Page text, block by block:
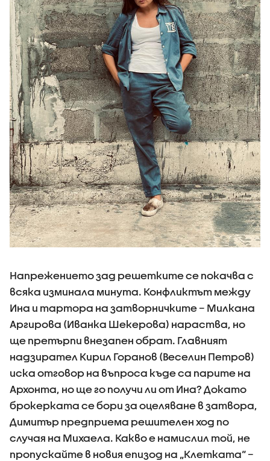
Напрежението зад решетките се покачва с
всяка изминала минута. Конфликтът между
Ина и тартора на затворничките – Милкана
Аргирова (Иванка Шекерова) нараства, но
ще претърпи внезапен обрат. Главният
надзирател Кирил Горанов (Веселин Петров)
иска отговор на въпроса къде са парите на
Архонта, но ще го получи ли от Ина? Докато
брокерката се бори за оцеляване в затвора,
Димитър предприема решителен ход по
случая на Михаела. Какво е намислил той, не
пропускайте в новия епизод на „Клетката“ –